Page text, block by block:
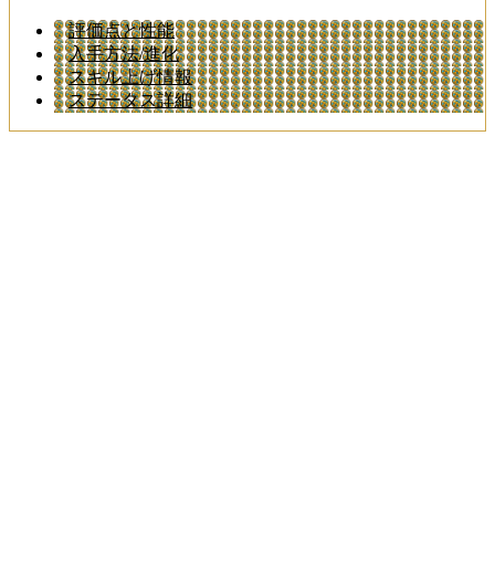
評価点と性能
入手方法/進化
スキル上げ情報
ステータス詳細